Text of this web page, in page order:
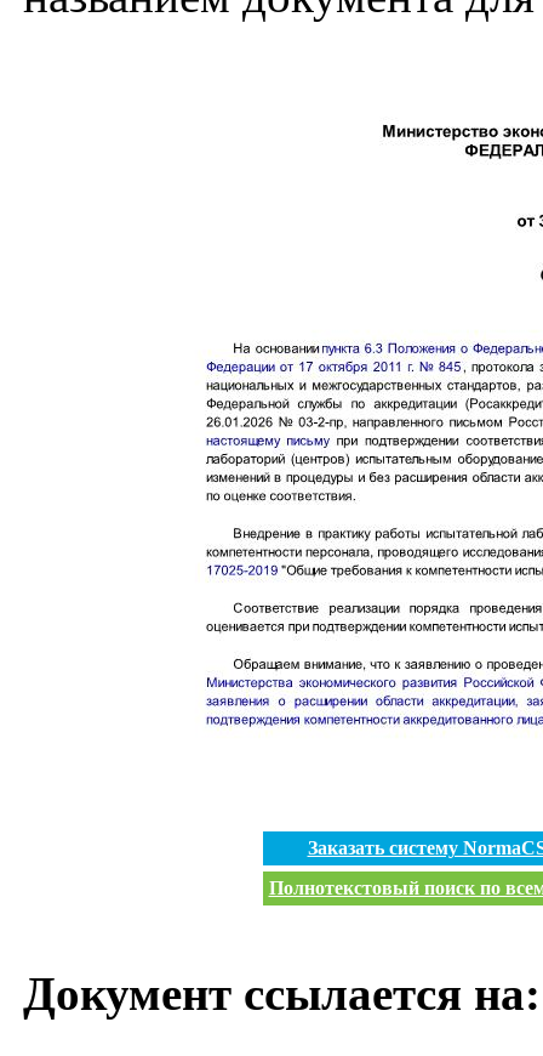
Заказать систему
Полнотекстовый поиск по
Документ ссылается на: